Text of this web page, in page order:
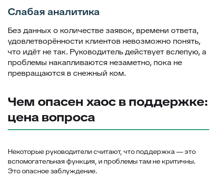
Слабая аналитика
Без данных о количестве заявок, времени ответа,
удовлетворённости клиентов невозможно понять,
что идёт не так. Руководитель действует вслепую, а
проблемы накапливаются незаметно, пока не
превращаются в снежный ком.
Чем опасен хаос в поддержке:
цена вопроса
Некоторые руководители считают, что поддержка — это
вспомогательная функция, и проблемы там не критичны.
Это опасное заблуждение.